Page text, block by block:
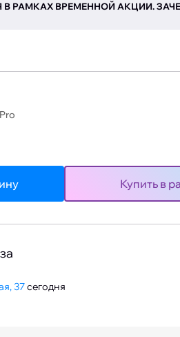
РАМКАХ ВРЕМЕННОЙ АКЦИИ.
Купить в
37сегодня